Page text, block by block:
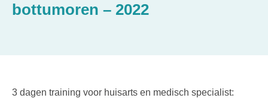
bottumoren – 2022
3 dagen training voor huisarts en medisch specialist: